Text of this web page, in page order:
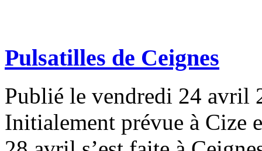
Pulsatilles de Ceignes
Publié le vendredi 24 avril
Initialement prévue à Cize